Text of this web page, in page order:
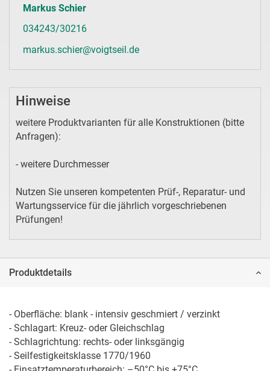
Markus Schier
034243/30216
markus.schier@voigtseil.de
Hinweise
weitere Produktvarianten für alle Konstruktionen (bitte
Anfragen):
- weitere Durchmesser
Nutzen Sie unseren kompetenten Prüf-, Reparatur- und
Wartungsservice für die jährlich vorgeschriebenen
Prüfungen!
Produktdetails
- Oberfläche: blank - intensiv geschmiert / verzinkt
- Schlagart: Kreuz- oder Gleichschlag
- Schlagrichtung: rechts- oder linksgängig
- Seilfestigkeitsklasse 1770/1960